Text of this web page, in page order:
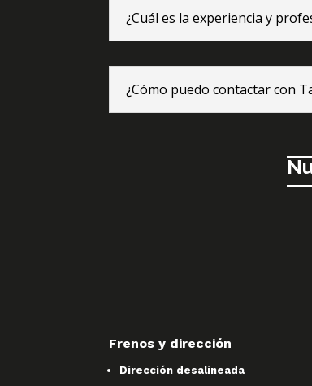
¿Cuál es la experiencia y
¿Cómo puedo contactar con
Frenos y dirección
Dirección desalineada